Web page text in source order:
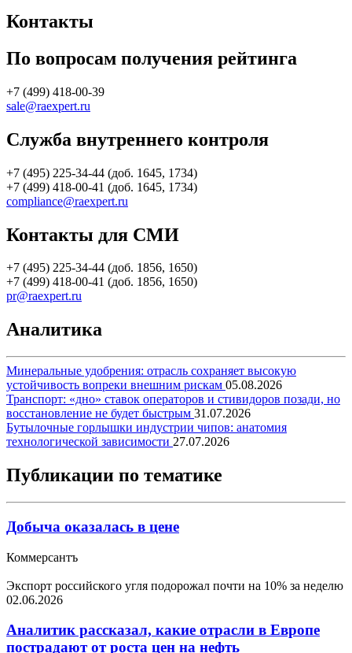
Контакты
По вопросам получения рейтинга
+7 (499) 418-00-39
sale@raexpert.ru
Служба внутреннего контроля
+7 (495) 225-34-44 (доб. 1645, 1734)
+7 (499) 418-00-41 (доб. 1645, 1734)
compliance@raexpert.ru
Контакты для СМИ
+7 (495) 225-34-44 (доб. 1856, 1650)
+7 (499) 418-00-41 (доб. 1856, 1650)
pr@raexpert.ru
Аналитика
Минеральные удобрения: отрасль сохраняет высокую
устойчивость вопреки внешним рискам 05.08.2026
Транспорт: «дно» ставок операторов и стивидоров позади, но
восстановление не будет быстрым 31.07.2026
Бутылочные горлышки индустрии чипов: анатомия
технологической зависимости 27.07.2026
Публикации по тематике
Добыча оказалась в цене
Коммерсантъ
Экспорт российского угля подорожал почти на 10% за неделю
02.06.2026
Аналитик рассказал, какие отрасли в Европе
пострадают от роста цен на нефть